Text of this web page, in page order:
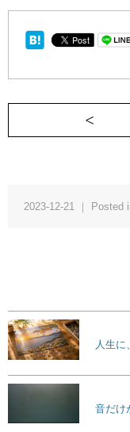
2023-12-21 ｜ Posted
人生に
音だけ